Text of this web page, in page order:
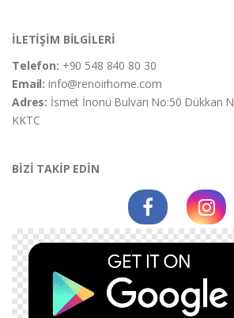
İLETİŞİM BİLGİLERİ
Telefon: +90 548 840 80 30
Email:info@renoirhome.com
Adres: İsmet İnonü Bulvarı No:50 Dükkan
KKTC
BİZİ TAKİP EDİN